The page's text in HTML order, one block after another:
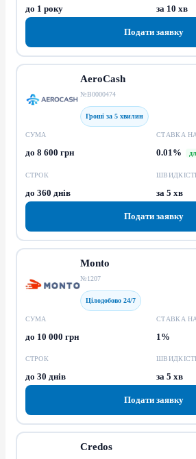
до 1 року за 10 хв
Подати заявку
AeroCash
№В0000474
Гроші за 5 хвилин
СУМА
до 8 600 грн
СТАВКА
0.01%
СТРОК
до 360 днів за 5 хв
Подати заявку
Monto
№1207
Цілодобово 24/7
СУМА
до 10 000 грн
СТАВКА
1%
СТРОК
до 30 днів за 5 хв
Подати заявку
Credos